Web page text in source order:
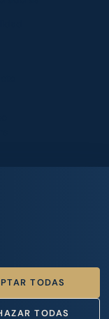
Banco de
TODAS
TODAS